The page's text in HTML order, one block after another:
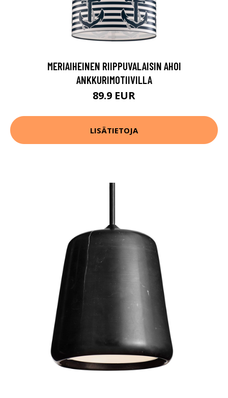
MERIAIHEINEN RIIPPUVALAISIN AHOI
ANKKURIMOTIIVILLA
89.9 EUR
LISÄTIETOJA